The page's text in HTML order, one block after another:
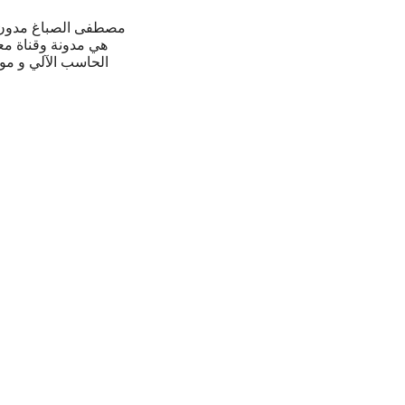
مصطفى الصباغ
هي مدونة وقناة
الحاسب الآلي و